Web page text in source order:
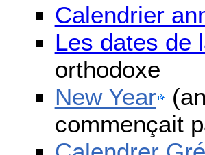
Calendrier
Les dates de
orthodoxe
New Year
commençait